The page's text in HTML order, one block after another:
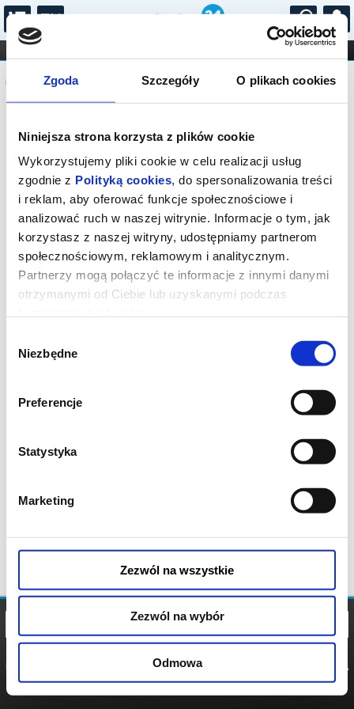
Zgoda Szczegóły O plikach cookies
Niniejsza strona korzysta z plików cookie
Wykorzystujemy pliki cookie w celu realizacji usług
zgodnie z Polityką cookies, do spersonalizowania treści
i reklam, aby oferować funkcje społecznościowe i
analizować ruch w naszej witrynie. Informacje o tym, jak
korzystasz z naszej witryny, udostępniamy partnerom
społecznościowym, reklamowym i analitycznym.
Partnerzy mogą połączyć te informacje z innymi danymi
otrzymanymi od Ciebie lub uzyskanymi podczas
zgody
Niezbędne
Preferencje
Statystyka
Marketing
Zezwól na wszystkie
Zezwól na wybór
Odmowa
...
FILHARMONIA OPERA I BALET
STAND-UP
DLA DZIECI
Komunikat
Sprzedaż biletów na wydarzenie została
zakończona.
POLITYKA
POLITYKA